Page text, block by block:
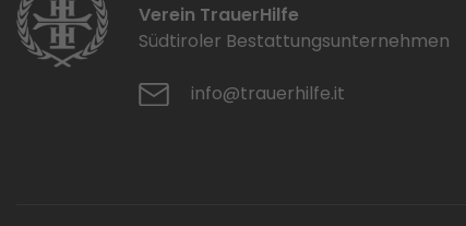
Verein TrauerHilfe
Südtiroler Bestattungsunternehmen
info@trauerhilfe.it